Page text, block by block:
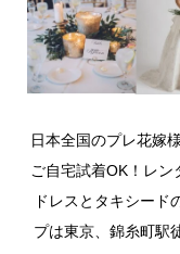
日本全国のプレ花嫁
ご自宅試着OK！レ
ドレスとタキシード
プは東京、錦糸町駅